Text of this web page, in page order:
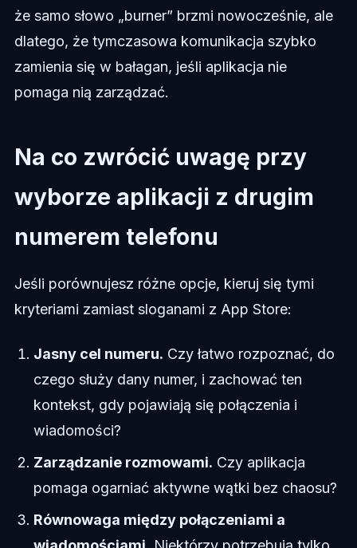
że samo słowo „burner” brzmi nowocześnie, ale
dlatego, że tymczasowa komunikacja szybko
zamienia się w bałagan, jeśli aplikacja nie
pomaga nią zarządzać.
Na co zwrócić uwagę przy
wyborze aplikacji z drugim
numerem telefonu
Jeśli porównujesz różne opcje, kieruj się tymi
kryteriami zamiast sloganami z App Store:
Jasny cel numeru. Czy łatwo rozpoznać, do
czego służy dany numer, i zachować ten
kontekst, gdy pojawiają się połączenia i
wiadomości?
Zarządzanie rozmowami. Czy aplikacja
pomaga ogarniać aktywne wątki bez chaosu?
Równowaga między połączeniami a